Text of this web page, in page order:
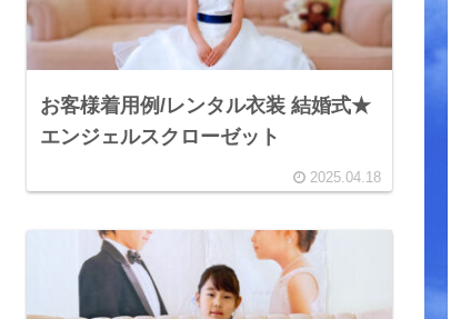
お客様着用例/レンタル衣装 結婚式★
エンジェルスクローゼット
2025.04.18